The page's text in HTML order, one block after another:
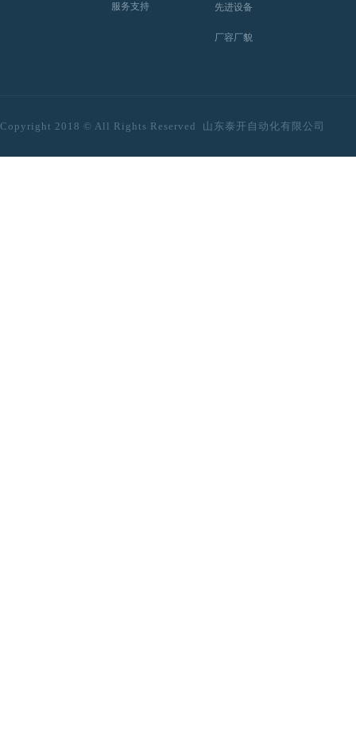
先进设备
厂容厂貌
Copyright 2018 © All Rights Reserved 山东泰开自动化有限公司
服务支持